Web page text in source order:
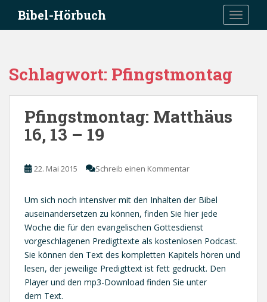
i
Bibel-Hörbuch
Schlagwort: Pfingstmontag
Pfingstmontag: Matthäus
16, 13 – 19
22. Mai 2015 Schreib einen Kommentar
Um sich noch intensiver mit den Inhalten der Bibel
auseinandersetzen zu können, finden Sie hier jede
Woche die für den evangelischen Gottesdienst
vorgeschlagenen Predigttexte als kostenlosen Podcast.
Sie können den Text des kompletten Kapitels hören und
lesen, der jeweilige Predigttext ist fett gedruckt. Den
Player und den mp3-Download finden Sie unter
dem Text.